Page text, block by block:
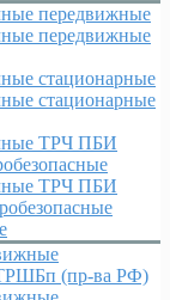
передвижные
передвижные
стационарные
стационарные
ТРЧ ПБИ
ТРЧ ПБИ
(пр-ва РФ)